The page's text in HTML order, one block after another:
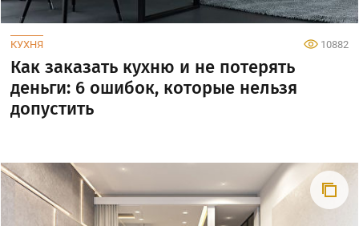
КУХНЯ 10882
Как заказать кухню и не потерять
деньги: 6 ошибок, которые нельзя
допустить